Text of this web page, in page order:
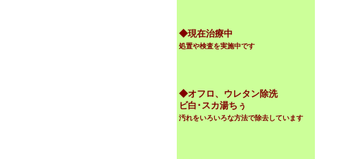
◆現在治療中
処置や検査を実施中です
◆オフロ、ウレタン除洗
ビ白･スカ湯ちぅ
汚れをいろいろな方法で除去しています